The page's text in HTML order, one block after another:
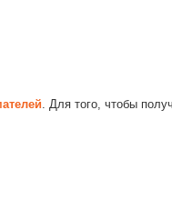
. Для того, чтобы